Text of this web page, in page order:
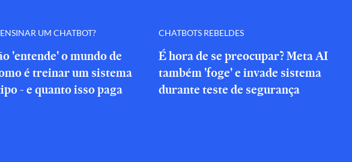
UM CHATBOT?
'entende' o mundo de
é treinar um sistema
- e quanto isso paga
CHATBOTS REBELDES
É hora de se preocupar? Meta AI
também 'foge' e invade sistema
durante teste de segurança